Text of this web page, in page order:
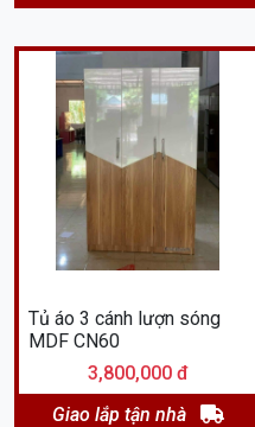
Tủ áo 3 cánh lượn sóng
MDF CN60
3,800,000 đ
Giao lắp tận nhà